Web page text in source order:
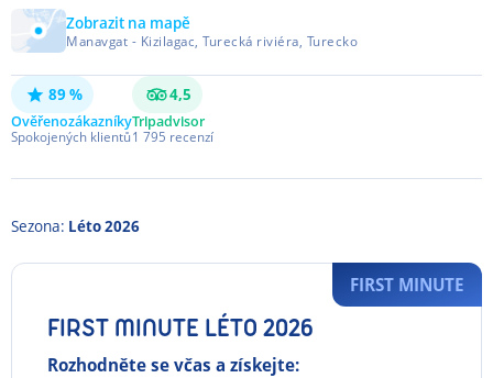
Zobrazit na mapě
Manavgat - Kizilagac, Turecká riviéra, Turecko
89 %
Ověřenozákazníky
Spokojených klientů
4,5
Tripadvisor
1 795 recenzí
Sezona: Léto 2026
FIRST MINUTE LÉTO 2026
Rozhodněte se včas a získejte:
FIRST MINUTE